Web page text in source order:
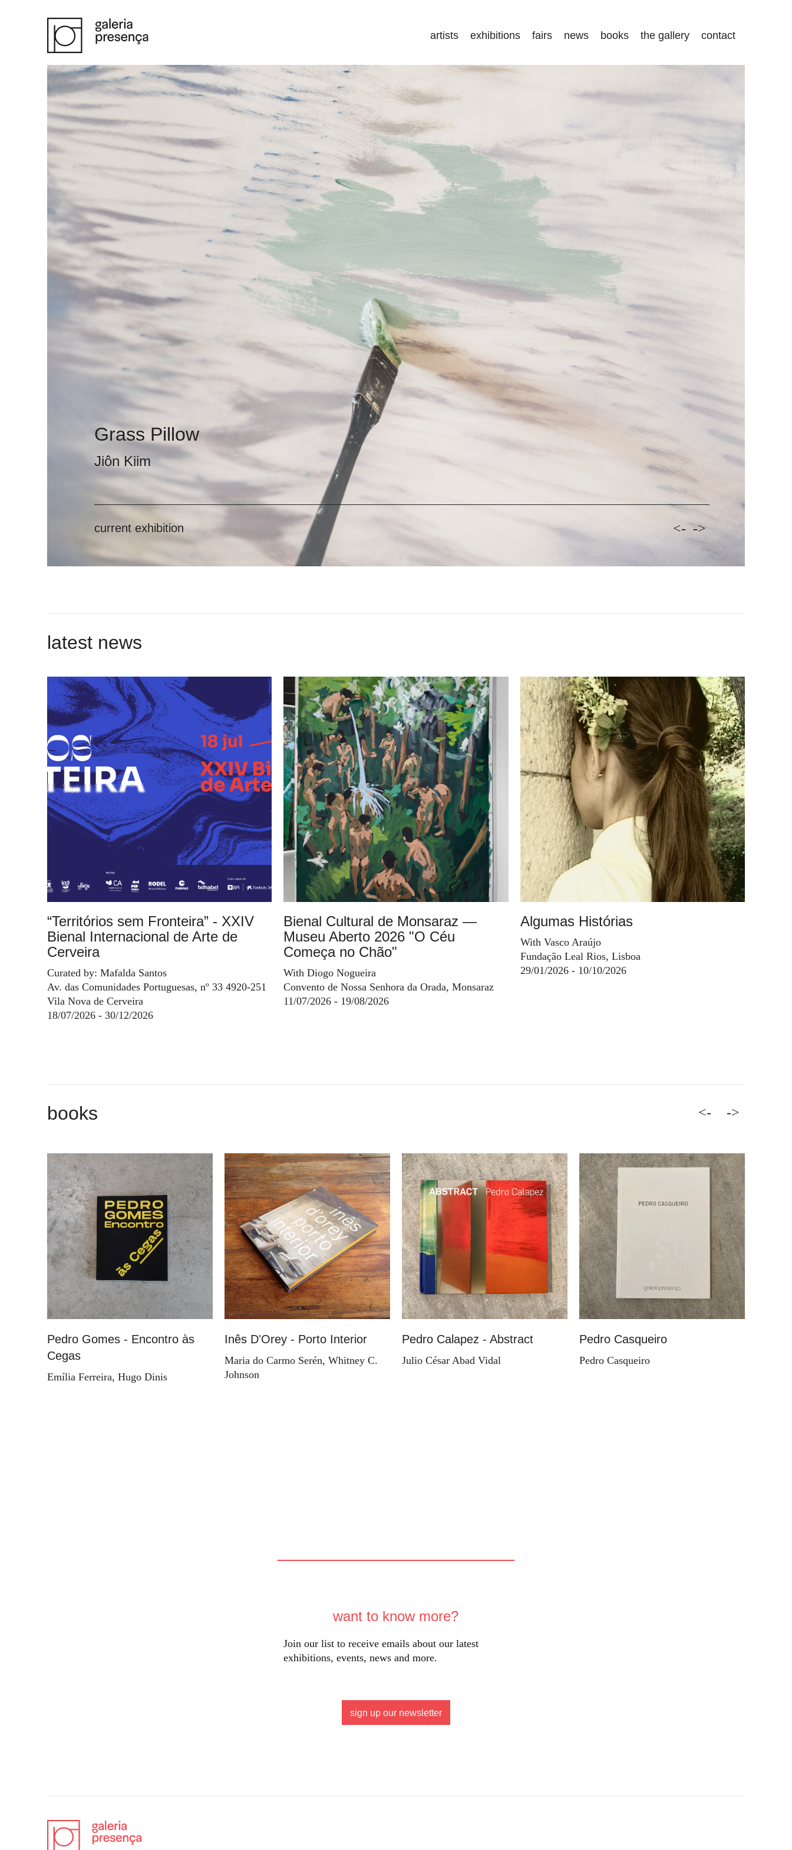
artists exhibitions fairs news books the gallery contact
Grass Pillow
Jiôn Kiim
current exhibition <- ->
latest news
“Territórios sem Fronteira” - XXIV
Bienal Internacional de Arte de
Cerveira
Curated by: Mafalda Santos
Av. das Comunidades Portuguesas, nº 33 4920-251
Vila Nova de Cerveira
18/07/2026 - 30/12/2026
Bienal Cultural de Monsaraz —
Museu Aberto 2026 "O Céu
Começa no Chão"
With Diogo Nogueira
Convento de Nossa Senhora da Orada, Monsaraz
11/07/2026 - 19/08/2026
Algumas Histórias
With Vasco Araújo
Fundação Leal Rios, Lisboa
29/01/2026 - 10/10/2026
books <-
Pedro Gomes - Encontro às
Cegas
Emília Ferreira, Hugo Dinis
Inês D'Orey - Porto Interior
Maria do Carmo Serén, Whitney C.
Johnson
Pedro Calapez - Abstract
Julio César Abad Vidal
Pedro Casqueiro
Pedro Casqueiro
->
want to know more?
Join our list to receive emails about our latest
exhibitions, events, news and more.
sign up our newsletter